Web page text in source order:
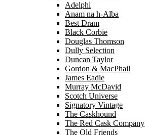
Adelphi
Anam na h-Alba
Best Dram
Black Corbie
Douglas Thomson
Dully Selection
Duncan Taylor
Gordon & MacPhail
James Eadie
Murray McDavid
Scotch Universe
Signatory Vintage
The Caskhound
The Red Cask Company
The Old Friends